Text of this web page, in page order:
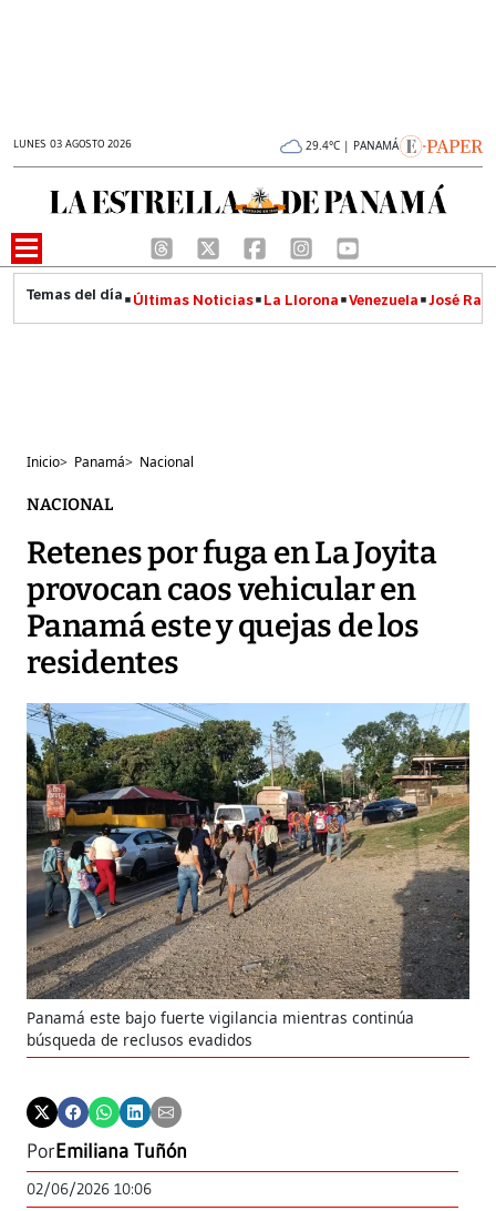
LUNES 03 AGOSTO 2026 29.4°C | PANAMÁ
Últimas Noticias La Llorona Venezuela José
Inicio> Panamá> Nacional
NACIONAL
Retenes por fuga en La Joyita
provocan caos vehicular en
Panamá este y quejas de los
residentes
Panamá este bajo fuerte vigilancia mientras continúa
búsqueda de reclusos evadidos
PorEmiliana Tuñón
02/06/2026 10:06